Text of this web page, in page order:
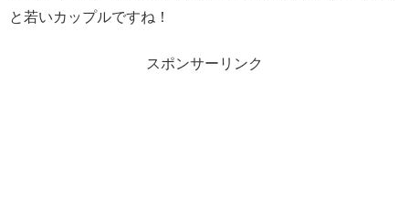
と若いカップルですね！
スポンサーリンク